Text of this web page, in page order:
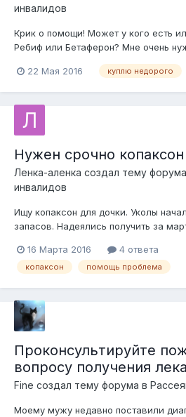
инвалидов
Крик о помощи! Может у кого есть
Ребиф или Бетаферон? Мне очень
сыном, отдавала все лекарства
рассеянным скле...
22 Мая 2016 куплю недорого
Нужен срочно копаксон
Ленка-аленка создал тему
инвалидов
Ищу копаксон для дочки. Уколы
запасов. Надеялись получить за
буду благодарна. Уколов хватит до
нельзя. Помогите!!!
16 Марта 2016 4 ответа
копаксон помощь проблема
Проконсультируйте
вопросу получения
Fine создал тему форума в
Моему мужу недавно поставили